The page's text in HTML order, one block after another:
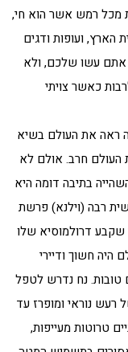
מכל רמש אשר הוא חי,
הארץ, ועופות ודגים
אתם עשו שלכם, ולא
כאשר צויתי
ראה את העולם בשיא
העולם חרב. אולם לא
בתיבה דומה היא
רבה (וילנא) פרשת
שקבע דרולמוסיא שלו
היה חשוך ודיירי
טובות. נח נדרש לטפל
נוראי ומופרז עד
טרוטות מעייפות,